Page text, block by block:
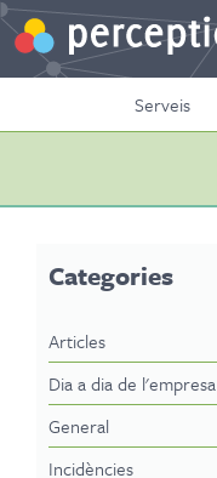
Serveis
Categories
Articles
Dia a dia de l'empresa
General
Incidències